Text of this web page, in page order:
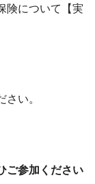
険について【実
い。
ご参加ください